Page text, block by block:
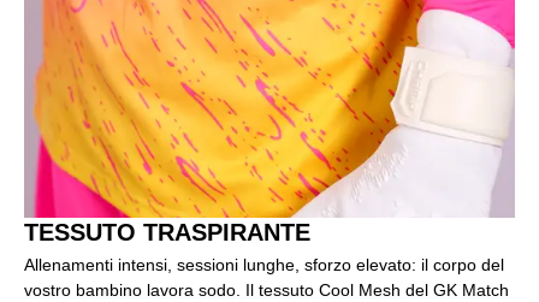
TESSUTO TRASPIRANTE
Allenamenti intensi, sessioni lunghe, sforzo elevato: il corpo del
vostro bambino lavora sodo. Il tessuto Cool Mesh del GK Match